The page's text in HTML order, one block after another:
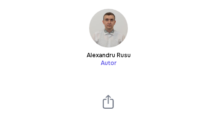
Alexandru Rusu
Autor